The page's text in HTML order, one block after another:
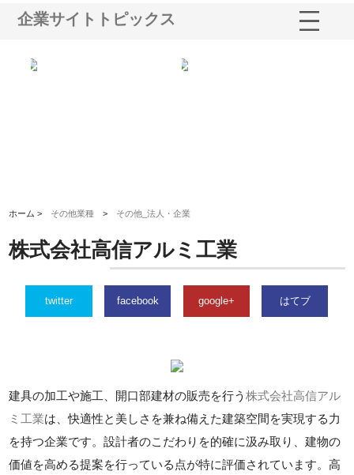
企業サイトトピックス
ホーム > その他業種 > その他_法人・企業
株式会社高信アルミ工業
twitter facebook google+ はてブ
建具の加工や施工、開口部建材の販売を行う株式会社高信アル
ミ工業は、快適性と美しさを兼ね備えた建築空間を実現する力
を持つ企業です。設計者のこだわりを的確に汲み取り、建物の
価値を高める提案を行っている点が特に評価されています。高